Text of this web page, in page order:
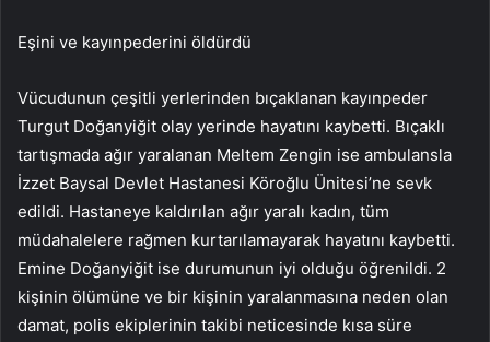
Eşini ve kayınpederini öldürdü
Vücudunun çeşitli yerlerinden bıçaklanan kayınpeder
Turgut Doğanyiğit olay yerinde hayatını kaybetti. Bıçaklı
tartışmada ağır yaralanan Meltem Zengin ise ambulansla
İzzet Baysal Devlet Hastanesi Köroğlu Ünitesi’ne sevk
edildi. Hastaneye kaldırılan ağır yaralı kadın, tüm
müdahalelere rağmen kurtarılamayarak hayatını kaybetti.
Emine Doğanyiğit ise durumunun iyi olduğu öğrenildi. 2
kişinin ölümüne ve bir kişinin yaralanmasına neden olan
damat, polis ekiplerinin takibi neticesinde kısa süre